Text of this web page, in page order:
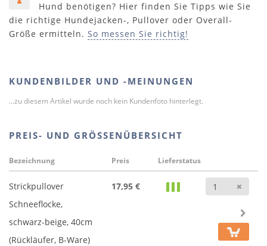
Hund benötigen? Hier finden Sie Tipps wie Sie
die richtige Hundejacken-, Pullover oder Overall-
Größe ermitteln. So messen Sie richtig!
KUNDENBILDER UND -MEINUNGEN
...zu diesem Artikel wurde noch kein Kundenfoto hinterlegt.
PREIS- UND GRÖSSENÜBERSICHT
Bezeichnung Preis Lieferstatus
Strickpullover
Schneeflocke,
schwarz-beige, 40cm
(Rückläufer, B-Ware)
17,95 €